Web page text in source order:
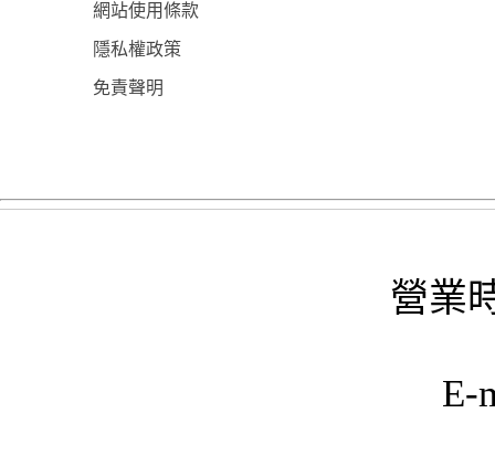
網站使用條款
隱私權政策
免責聲明
營業
E-